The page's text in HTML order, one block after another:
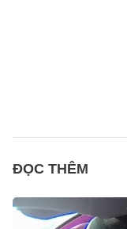
ĐỌC THÊM